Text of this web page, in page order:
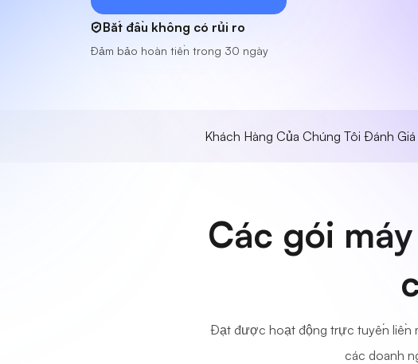
Bắt đầu không có rủi ro
Đảm bảo hoàn tiền trong 30 ngày
Khách Hàng Của Chúng Tôi Đánh Giá
Các gói
Đạt được hoạt động trực tuyến liền
các doanh